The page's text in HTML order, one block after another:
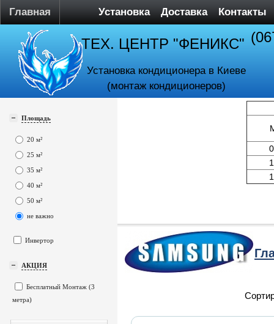
Главная Установка Доставка Контакты
ТЕХ. ЦЕНТР "ФЕНИКС"
Установка кондиционера в Киеве
(монтаж кондиционеров)
Площадь
20 м²
25 м²
35 м²
40 м²
50 м²
не важно
Инвертор
АКЦИЯ
Бесплатный Монтаж (3
метра)